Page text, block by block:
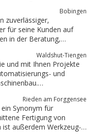
Bobingen
zuverlässiger,
für seine Kunden auf
in der Beratung,
anderen in der
Waldshut-Tiengen
und mit Ihnen Projekte
und
Stückzahlen
Rieden am Forggensee
Synonym für
außerdem Werkzeug-,